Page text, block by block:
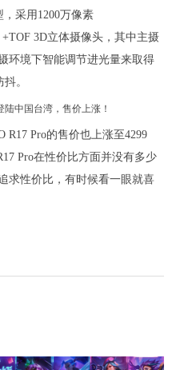
采用1200万像素
+TOF 3D立体摄像头，其中主摄
环境下智能调节进光量来取得
。
R17 Pro的售价也上涨至4299
Pro在性价比方面并没有多少
求性价比，有时候看一眼就喜